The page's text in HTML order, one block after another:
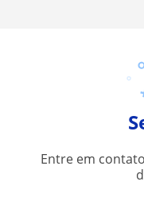
Entre em